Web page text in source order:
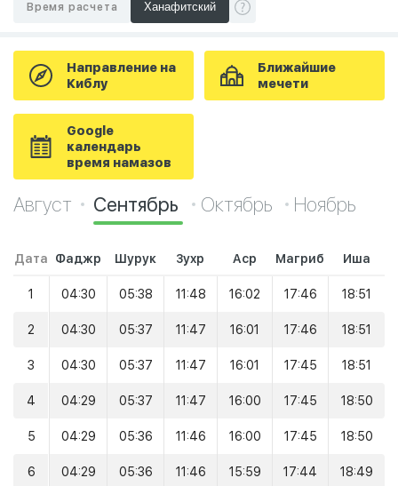
Время расчета
Направление на
Киблу
Ближайшие
мечети
Google
календарь
время намазов
Август Сентябрь Октябрь Ноябрь
Дата Фаджр Шурук Зухр Аср Магриб Иша
1 04:30 05:38 11:48 16:02 17:46 18:51
2 04:30 05:37 11:47 16:01 17:46 18:51
3 04:30 05:37 11:47 16:01 17:45 18:51
4 04:29 05:37 11:47 16:00 17:45 18:50
5 04:29 05:36 11:46 16:00 17:45 18:50
6 04:29 05:36 11:46 15:59 17:44 18:49